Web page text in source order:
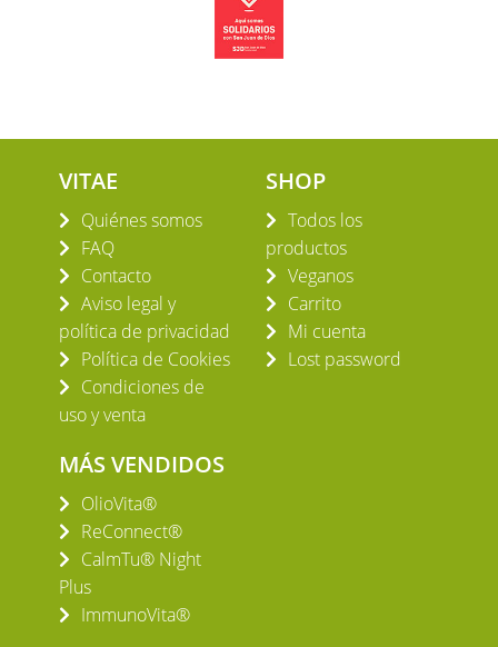
VITAE
Quiénes somos
FAQ
Contacto
Aviso legal y
política de privacidad
Política de Cookies
Condiciones de
uso y venta
SHOP
Todos los
productos
Veganos
Carrito
Mi cuenta
Lost password
MÁS VENDIDOS
OlioVita®
ReConnect®
CalmTu® Night
Plus
ImmunoVita®